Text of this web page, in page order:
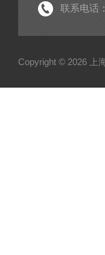
联系电话
Copyright © 2026 上